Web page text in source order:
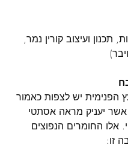
תכנון ועיצוב קורין נמר,
יש לצפות כאמור
אשר יעניק מראה אסתטי
אלו החומרים הנפוצים
זו: